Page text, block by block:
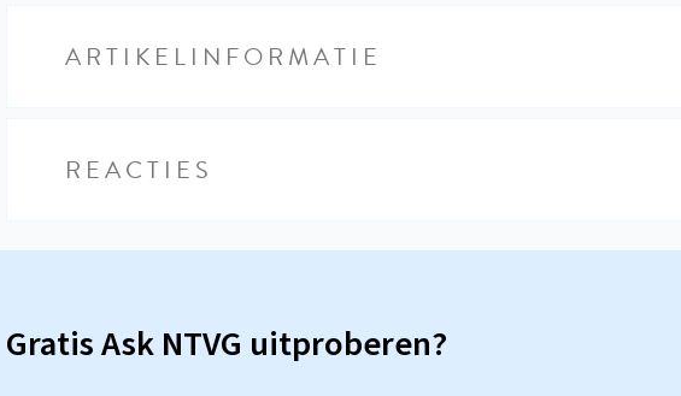
ARTIKELINFORMATIE
REACTIES
Gratis Ask NTVG uitproberen?